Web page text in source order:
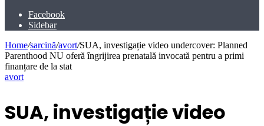
Facebook
Sidebar
Home/sarcină/avort/SUA, investigație video undercover: Planned
Parenthood NU oferă îngrijirea prenatală invocată pentru a primi
finanțare de la stat
avort
SUA, investigație video